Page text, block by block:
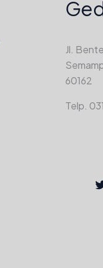
Jl.
60162
Telp.